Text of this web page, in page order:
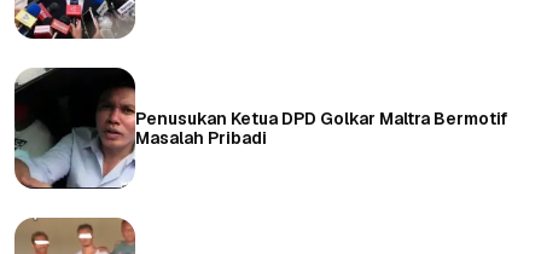
Penusukan Ketua DPD Golkar Maltra Bermotif
Masalah Pribadi